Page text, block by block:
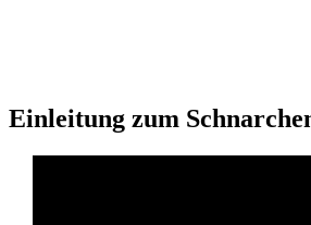
Einleitung zum